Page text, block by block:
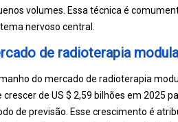
volumes. Essa técnica é
nervoso central.
de radioterapia
do mercado de radioterapia
crescer de US $ 2,59 bilhões em 2025
de previsão. Esse crescimento é